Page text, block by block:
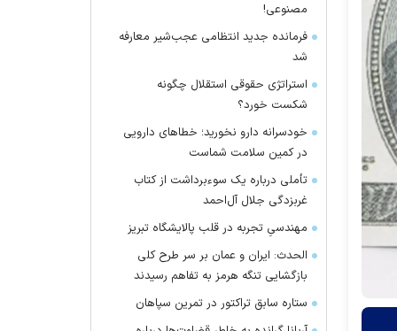
مصنوعی!
فرمانده جدید انتظامی عجب‌شیر معارفه
شد
استراتژی حقوقی استقلال چگونه
شکست خورد؟
خودسرانه دارو نخورید؛ خطا‌های دارویی
در کمین سلامت شماست
تأملی درباره یک سوءبرداشت از کتاب
غربزدگی جلال آل‌احمد
مهندسیِ تجربه در قلب پالایشگاه تبریز
الحدث: ایران و عمان بر سر طرح کلی
بازگشایی تنگه هرمز به تفاهم رسیدند
ستاره سابق تراکتور در تمرین سپاهان